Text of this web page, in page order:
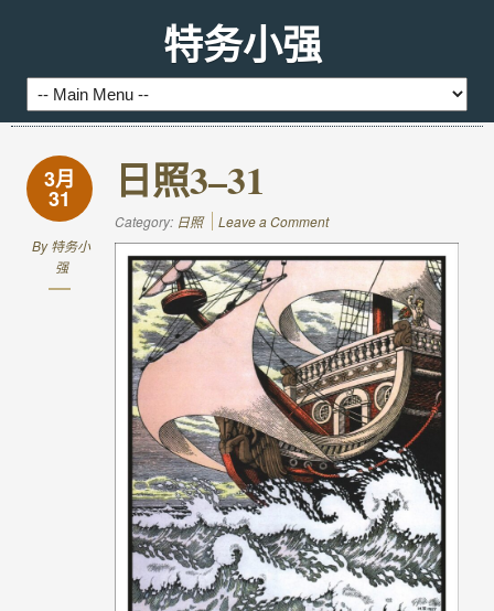
特务小强
3月
31
By特务小
强
日照3–31
Category: 日照 Leave a Comment